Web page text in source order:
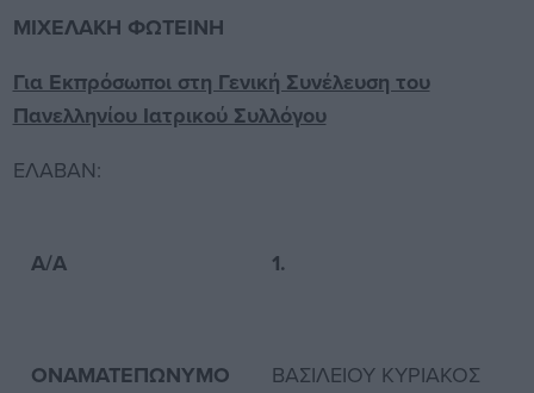
ΜΙΧΕΛΑΚΗ ΦΩΤΕΙΝΗ
Για Εκπρόσωποι στη Γενική Συνέλευση του
Πανελληνίου Ιατρικού Συλλόγου
ΕΛΑΒΑΝ:
Α/Α
ΟΝΑΜΑΤΕΠΩΝΥΜΟ
1.
ΒΑΣΙΛΕΙΟΥ ΚΥΡΙΑΚΟΣ